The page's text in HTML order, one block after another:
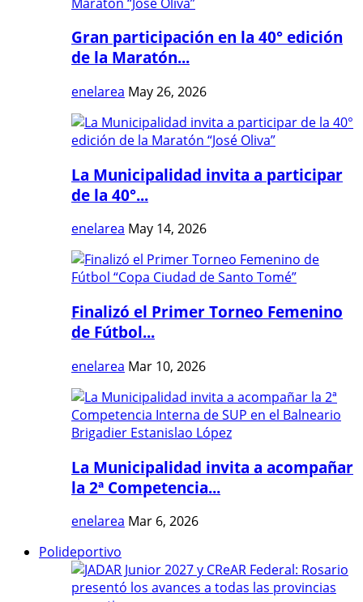
Gran participación en la 40° edición
de la Maratón...
enelarea May 26, 2026
La Municipalidad invita a participar
de la 40°...
enelarea May 14, 2026
Finalizó el Primer Torneo Femenino
de Fútbol...
enelarea Mar 10, 2026
La Municipalidad invita a acompañar
la 2ª Competencia...
enelarea Mar 6, 2026
Polideportivo